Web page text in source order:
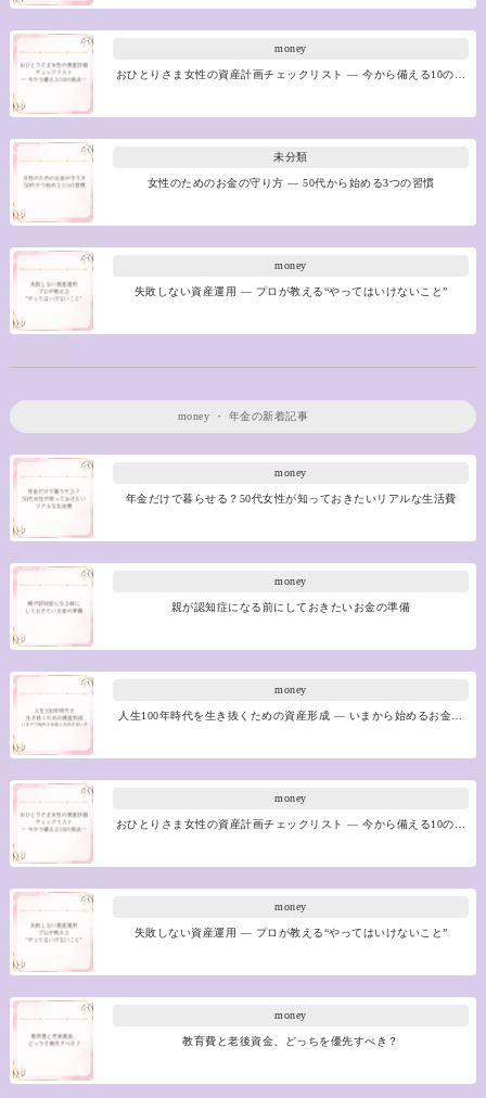
money
おひとりさま女性の資産計画チェックリスト ― 今から備える10の…
未分類
女性のためのお金の守り方 ― 50代から始める3つの習慣
money
失敗しない資産運用 ― プロが教える“やってはいけないこと”
money ・ 年金の新着記事
money
年金だけで暮らせる？50代女性が知っておきたいリアルな生活費
money
親が認知症になる前にしておきたいお金の準備
money
人生100年時代を生き抜くための資産形成 ― いまから始めるお金…
money
おひとりさま女性の資産計画チェックリスト ― 今から備える10の…
money
失敗しない資産運用 ― プロが教える“やってはいけないこと”
money
教育費と老後資金、どっちを優先すべき？